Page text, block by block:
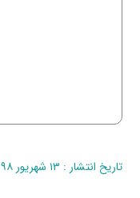
تاریخ انتشار : ۱۳ شهریور ۹۸